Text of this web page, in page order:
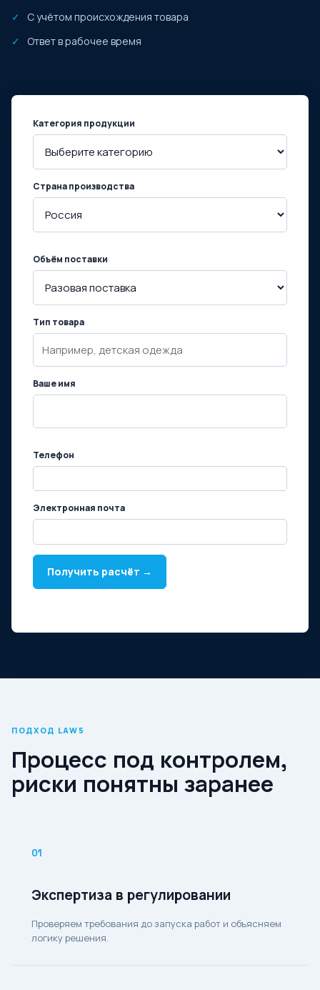
С учётом происхождения товара
Ответ в рабочее время
Категория продукции
Страна производства
Объём поставки
Тип товара
Ваше имя
Телефон
Электронная почта
Получить расчёт →
ПОДХОД LAW5
Процесс под контролем,
риски понятны заранее
01
Экспертиза в регулировании
Проверяем требования до запуска работ и объясняем
логику решения.